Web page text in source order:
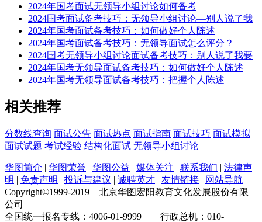
2024年国考面试无领导小组讨论如何备考
2024国考面试备考技巧：无领导小组讨论—别人说了我
2024年国考面试备考技巧：如何做好个人陈述
2024年国考面试备考技巧：无领导面试怎么评分？
2024国考无领导小组讨论面试备考技巧：别人说了我要
2024年国考无领导面试备考技巧：如何做好个人陈述
2024年国考无领导面试备考技巧：把握个人陈述
相关推荐
分数线查询 面试公告 面试热点 面试指南 面试技巧 面试模拟
面试试题 考试经验 结构化面试 无领导小组讨论
华图简介 | 华图荣誉 | 华图公益 | 媒体关注 | 联系我们 | 法律声
明 | 免责声明 | 投诉与建议 | 诚聘英才 | 友情链接 | 网站导航
Copyright©1999-2019 北京华图宏阳教育文化发展股份有限
公司
全国统一报名专线：4006-01-9999 行政总机：010-